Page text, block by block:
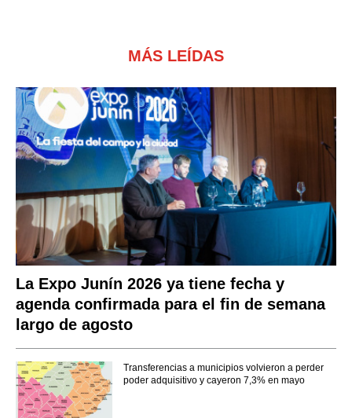
MÁS LEÍDAS
La Expo Junín 2026 ya tiene fecha y
agenda confirmada para el fin de semana
largo de agosto
Transferencias a municipios volvieron a perder
poder adquisitivo y cayeron 7,3% en mayo